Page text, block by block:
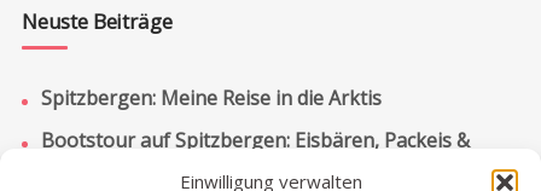
Einwilligung verwalten
Neuste Beiträge
Spitzbergen: Meine Reise in die Arktis
Bootstour auf Spitzbergen: Eisbären, Packeis &